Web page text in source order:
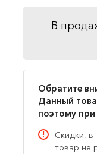
В
Обратите
Данный
поэтому при
Скидки, в
товар не